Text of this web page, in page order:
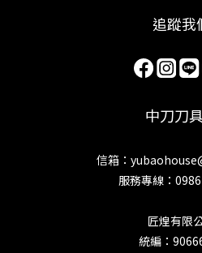
追蹤我
中刀刀
信箱：
服務專線：
匠煌有限
統編：